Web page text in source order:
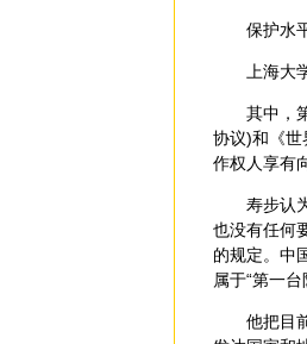
保护水平
上海大学
其中，第
协议)和《世
作权人享有
寿步认为
也没有任何
的规定。中
属于“第一台
他把目前